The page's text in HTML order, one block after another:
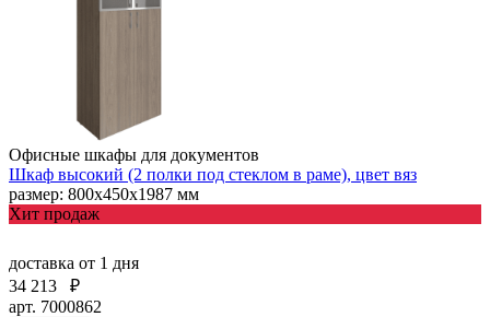
Офисные шкафы для документов
Шкаф высокий (2 полки под стеклом в раме), цвет вяз
размер: 800х450х1987 мм
Хит продаж
доставка от 1 дня
34 213
₽
арт. 7000862